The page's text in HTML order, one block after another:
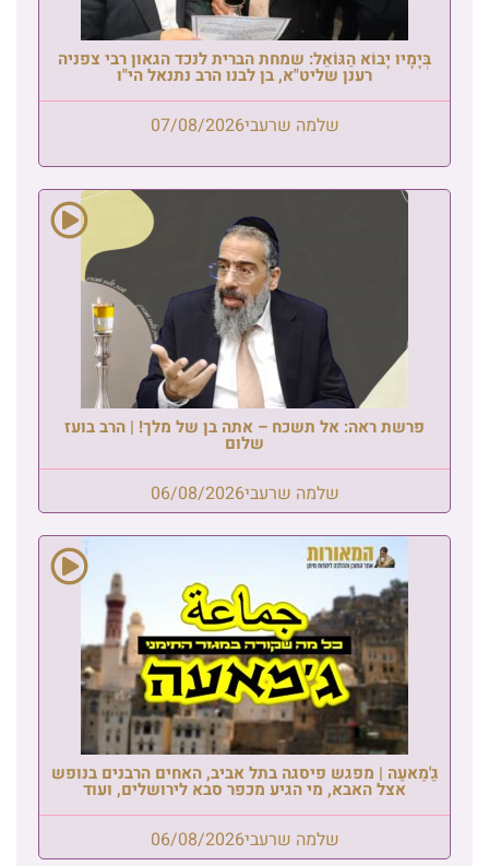
בְּיָמָיו יָבוֹא הַגּוֹאֵל: שמחת הברית לנכד הגאון רבי צפניה
רענן שליט"א, בן לבנו הרב נתנאל הי"ו
שלמה שרעבי07/08/2026
פרשת ראה: אל תשכח – אתה בן של מלך! | הרב בועז
שלום
שלמה שרעבי06/08/2026
גַ'מַאעַה | מפגש פיסגה בתל אביב, האחים הרבנים בנופש
אצל האבא, מי הגיע מכפר סבא לירושלים, ועוד
שלמה שרעבי06/08/2026